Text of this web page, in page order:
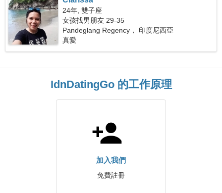
24年, 雙子座
女孩找男朋友 29-35
Pandeglang Regency， 印度尼西亞
真愛
IdnDatingGo 的工作原理
加入我們
免費註冊